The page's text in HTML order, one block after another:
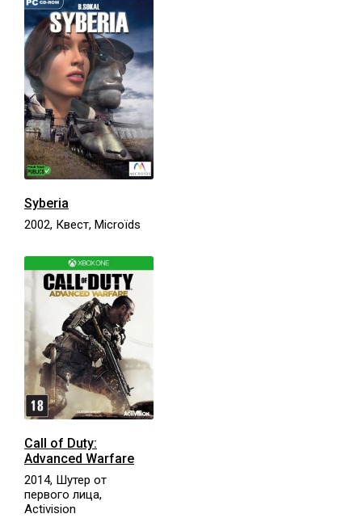
Syberia
2002, Квест, Microïds
Call of Duty:
Advanced Warfare
2014, Шутер от
первого лица,
Activision